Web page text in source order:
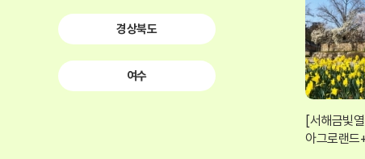
경상북도
여수
[서해금빛
아그로랜드